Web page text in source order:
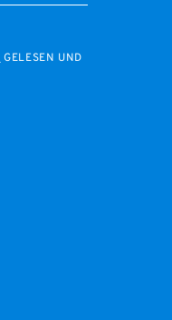
GELESEN UND